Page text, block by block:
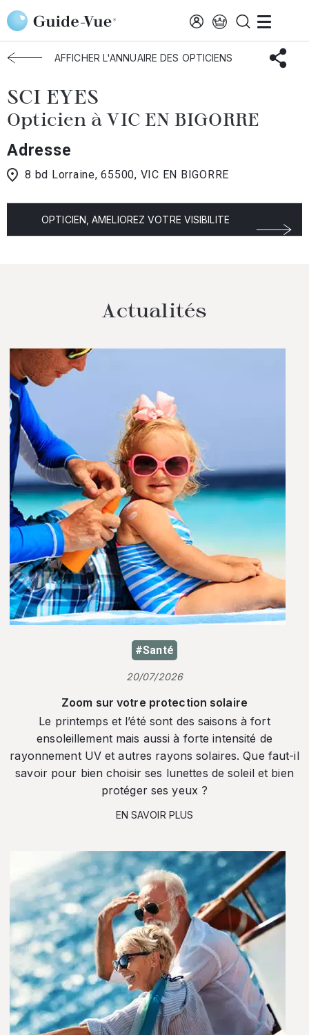
Aller au contenu principal
Accueil Choisir mon opticien Vic-En-Bigorre SCI EYES
AFFICHER L'ANNUAIRE DES OPTICIENS
SCI EYES
Opticien à VIC EN BIGORRE
Adresse
8 bd Lorraine, 65500, VIC EN BIGORRE
OPTICIEN, AMELIOREZ VOTRE VISIBILITE
Actualités
#Santé
20/07/2026
Zoom sur votre protection solaire
Le printemps et l’été sont des saisons à fort
ensoleillement mais aussi à forte intensité de
rayonnement UV et autres rayons solaires. Que faut-il
savoir pour bien choisir ses lunettes de soleil et bien
protéger ses yeux ?
EN SAVOIR PLUS